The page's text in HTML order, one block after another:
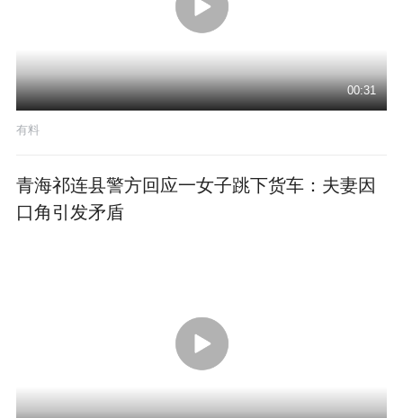
00:31
有料
青海祁连县警方回应一女子跳下货车：夫妻因
口角引发矛盾